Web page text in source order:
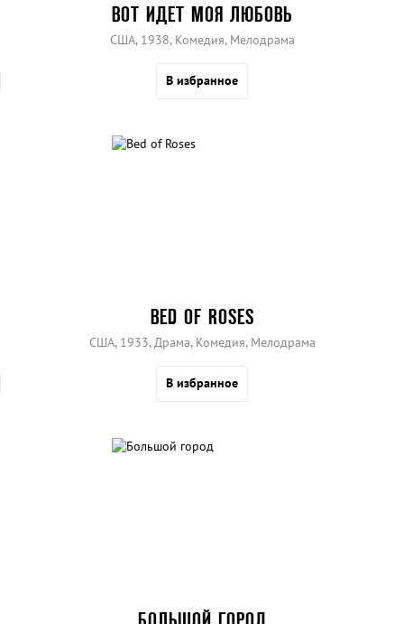
ВОТ ИДЕТ МОЯ ЛЮБОВЬ
США, 1938, Комедия, Мелодрама
В избранное
BED OF ROSES
США, 1933, Драма, Комедия, Мелодрама
В избранное